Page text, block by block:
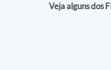
Veja alguns dos